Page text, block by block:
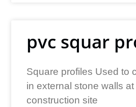
pvc squar
Square profiles Used to
in external stone walls at
construction site